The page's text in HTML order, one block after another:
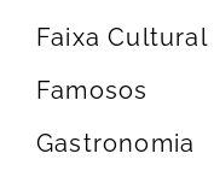
Faixa Cultural
Famosos
Gastronomia